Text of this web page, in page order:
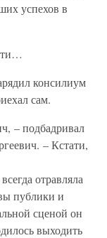
успехов в
консилиум
сам.
– подбадривал
– Кстати,
отравляла
публики и
сценой он
выходить